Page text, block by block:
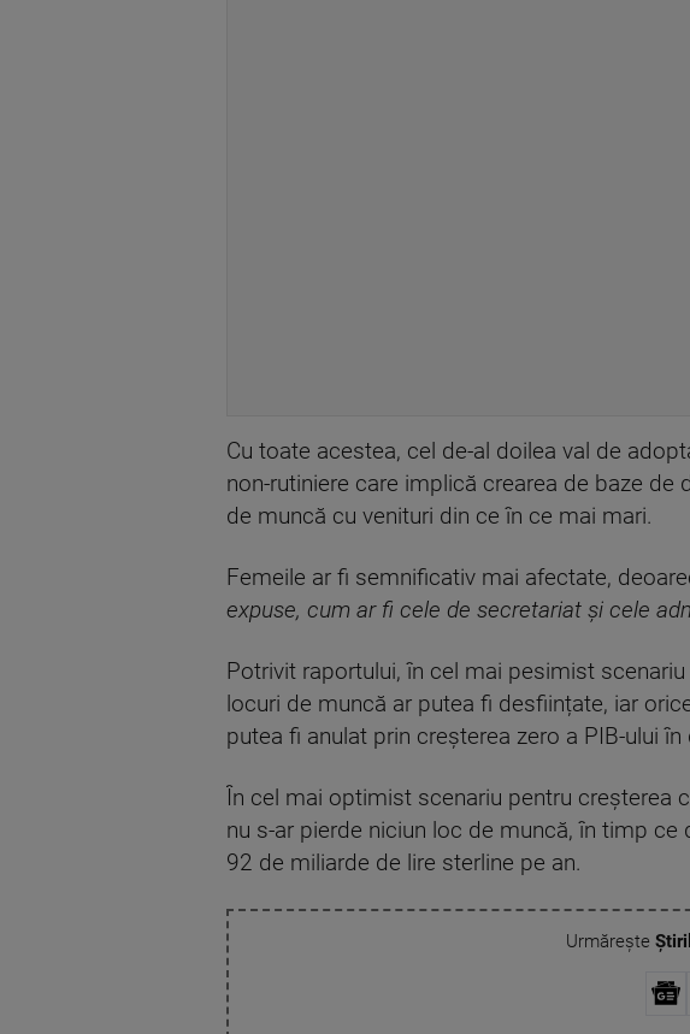
Cu toate acestea, cel de-al doilea val de
non-rutiniere care implică crearea de baze
de muncă cu venituri din ce în ce mai mari.
Femeile ar fi semnificativ mai afectate,
expuse, cum ar fi cele de secretariat și cele
Potrivit raportului, în cel mai pesimist
locuri de muncă ar putea fi desființate, iar
putea fi anulat prin creșterea zero a PIB-ului
În cel mai optimist scenariu pentru creșterea
nu s-ar pierde niciun loc de muncă, în timp
92 de miliarde de lire sterline pe an.
Urmărește